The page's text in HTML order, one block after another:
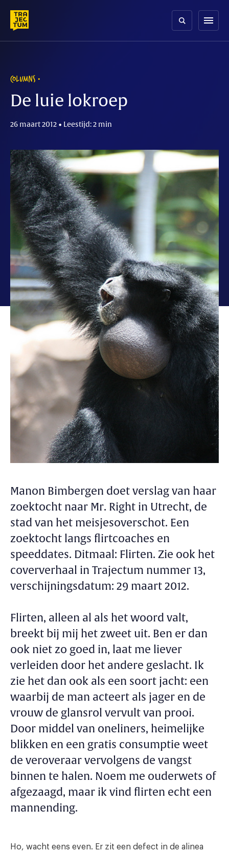
content
menu
COLUMNS
De luie lokroep
26 maart 2012 • Leestijd: 2 min
Manon Bimbergen doet verslag van haar
zoektocht naar Mr. Right in Utrecht, de
stad van het meisjesoverschot. Een
zoektocht langs flirtcoaches en
speeddates. Ditmaal: Flirten. Zie ook het
coververhaal in Trajectum nummer 13,
verschijningsdatum: 29 maart 2012.
Flirten, alleen al als het woord valt,
breekt bij mij het zweet uit. Ben er dan
ook niet zo goed in, laat me liever
verleiden door het andere geslacht. Ik
zie het dan ook als een soort jacht: een
waarbij de man acteert als jager en de
vrouw de glansrol vervult van prooi.
Door middel van oneliners, heimelijke
blikken en een gratis consumptie weet
de veroveraar vervolgens de vangst
binnen te halen. Noem me ouderwets of
afgezaagd, maar ik vind flirten echt een
mannending.
Ho, wacht eens even. Er zit een defect in de alinea